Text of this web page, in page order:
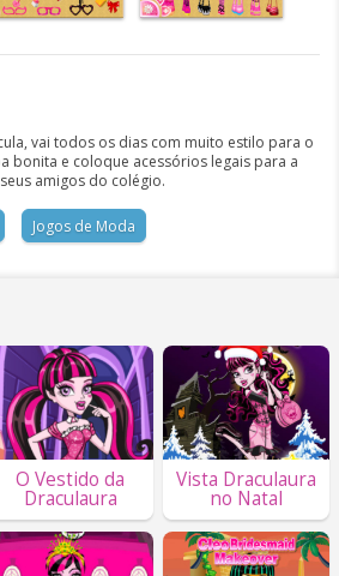
vai todos os dias com muito estilo para o
bonita e coloque acessórios legais para a
amigos do colégio.
Jogos de Moda
O Vestido da
Draculaura
Vista Draculaura
no Natal